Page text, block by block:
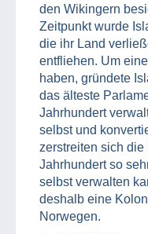
den Wikingern
Zeitpunkt wurde
die ihr Land
entfliehen. Um
haben, gründete
das älteste
Jahrhundert
selbst und
zerstreiten sich
Jahrhundert so
selbst verwalten
deshalb eine
Norwegen.